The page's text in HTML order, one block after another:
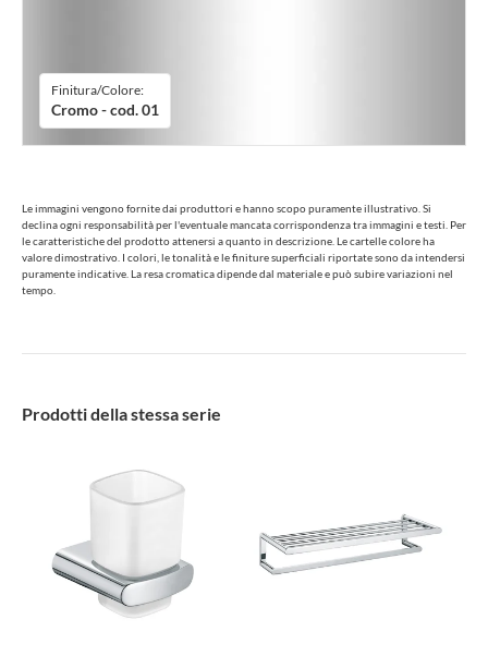
Finitura/Colore:
Cromo - cod. 01
Le immagini vengono fornite dai produttori e hanno scopo puramente illustrativo. Si
declina ogni responsabilità per l'eventuale mancata corrispondenza tra immagini e testi. Per
le caratteristiche del prodotto attenersi a quanto in descrizione. Le cartelle colore ha
valore dimostrativo. I colori, le tonalità e le finiture superficiali riportate sono da intendersi
puramente indicative. La resa cromatica dipende dal materiale e può subire variazioni nel
tempo.
Prodotti della stessa serie